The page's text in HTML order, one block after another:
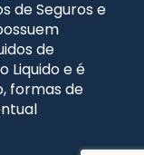
de Seguros e
de
Liquido e é
formas de